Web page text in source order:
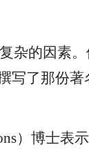
的因素
写了那份
）博士表